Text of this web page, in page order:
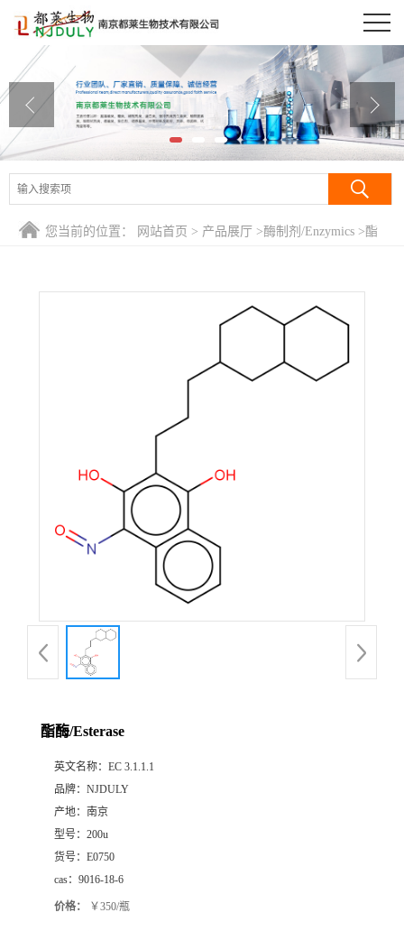
公司首页
公司介绍
公司动态
产品展厅
证书荣誉
您当前的位置： 网站首页 > 产品展厅 >酶制剂/Enzymics >酯
酯酶/Esterase
英文名称： EC 3.1.1.1
品牌： NJDULY
产地： 南京
型号： 200u
货号： E0750
cas： 9016-18-6
价格： ￥350/瓶